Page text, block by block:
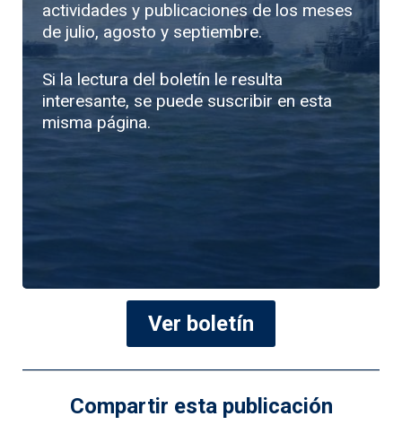
actividades y publicaciones de los meses
de julio, agosto y septiembre.
Si la lectura del boletín le resulta
interesante, se puede suscribir en esta
misma página.
Ver boletín
Compartir esta publicación